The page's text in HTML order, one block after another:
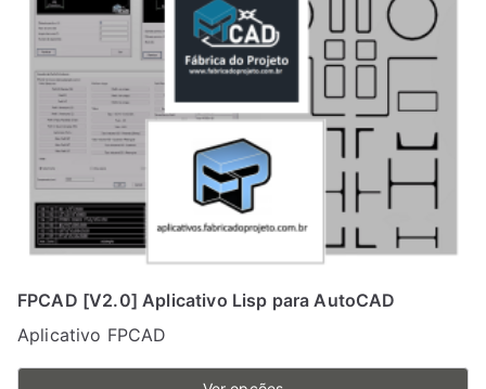
FPCAD [V2.0] Aplicativo Lisp para AutoCAD
Aplicativo FPCAD